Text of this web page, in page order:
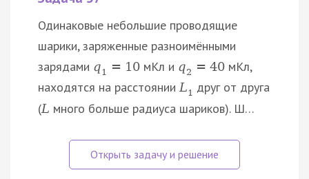
Одинаковые небольшие проводящие
шарики, заряженные разноимёнными
зарядами q1 = 10 мКл и q2 = 40 мКл,
находятся на расстоянииL1 друг от друга
(L много больше радиуса шариков). Ш…